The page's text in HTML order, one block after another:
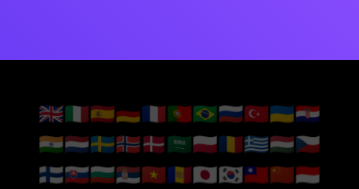
🇬🇧🇮🇹🇪🇸🇩🇪🇫🇷🇵🇹🇧🇷🇷🇺🇹🇷🇺🇦🇭🇷
🇮🇳🇳🇱🇸🇪🇳🇴🇩🇰🇸🇦🇵🇱🇷🇴🇬🇷🇭🇺🇨🇿
🇫🇮🇸🇰🇧🇬🇷🇸🇻🇳🇦🇩🇯🇵🇰🇷🇹🇼🇨🇳🇮🇩